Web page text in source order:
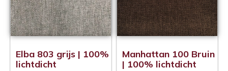
Elba 803 grijs | 100%
lichtdicht
Manhattan 100 Bruin
| 100% lichtdicht